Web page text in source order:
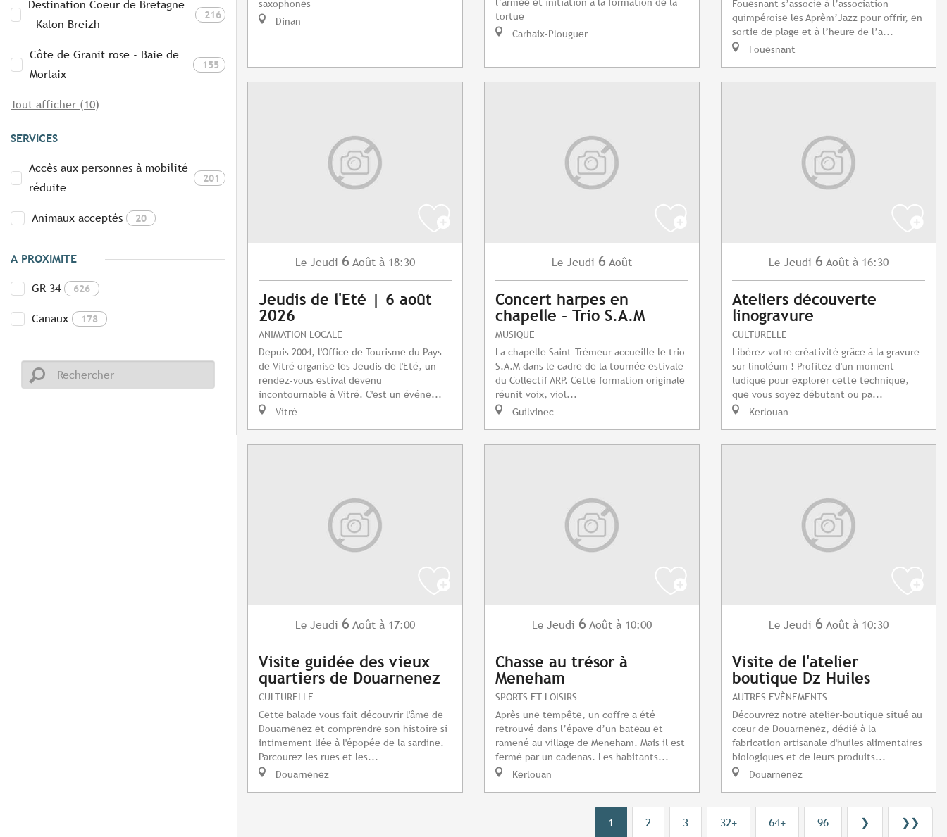
Destination Coeur de Bretagne
- Kalon Breizh
216
Côte de Granit rose - Baie de
Morlaix
155
Tout afficher (10)
SERVICES
Accès aux personnes à mobilité
réduite
201
Animaux acceptés 20
À PROXIMITÉ
GR 34 626
Canaux 178
saxophones
Dinan
tortue
Carhaix-Plouguer
Fouesnant s’associe à l’association
quimpéroise les Aprèm’Jazz pour offrir, en
sortie de plage et à l’heure de l’a...
Fouesnant
Le Jeudi 6 Août à 18:30
Jeudis de l'Eté | 6 août
2026
ANIMATION LOCALE
Depuis 2004, l'Office de Tourisme du Pays
de Vitré organise les Jeudis de l'Eté, un
rendez-vous estival devenu
incontournable à Vitré. C'est un événe...
Vitré
Le Jeudi 6 Août
Concert harpes en
chapelle - Trio S.A.M
MUSIQUE
La chapelle Saint-Trémeur accueille le trio
S.A.M dans le cadre de la tournée estivale
du Collectif ARP. Cette formation originale
réunit voix, viol...
Guilvinec
Le Jeudi 6 Août à 16:30
Ateliers découverte
linogravure
CULTURELLE
Libérez votre créativité grâce à la gravure
sur linoléum ! Profitez d'un moment
ludique pour explorer cette technique,
que vous soyez débutant ou pa...
Kerlouan
Le Jeudi 6 Août à 17:00
Visite guidée des vieux
quartiers de Douarnenez
CULTURELLE
Cette balade vous fait découvrir l'âme de
Douarnenez et comprendre son histoire si
intimement liée à l'épopée de la sardine.
Parcourez les rues et les...
Douarnenez
Le Jeudi 6 Août à 10:00
Chasse au trésor à
Meneham
SPORTS ET LOISIRS
Après une tempête, un coffre a été
retrouvé dans l’épave d’un bateau et
ramené au village de Meneham. Mais il est
fermé par un cadenas. Les habitants...
Kerlouan
Le Jeudi 6 Août à 10:30
Visite de l'atelier
boutique Dz Huiles
AUTRES EVÈNEMENTS
Découvrez notre atelier-boutique situé au
cœur de Douarnenez, dédié à la
fabrication artisanale d'huiles alimentaires
biologiques et de leurs produits...
Douarnenez
1 2 3 32+ 64+ 96 ❯ ❯❯